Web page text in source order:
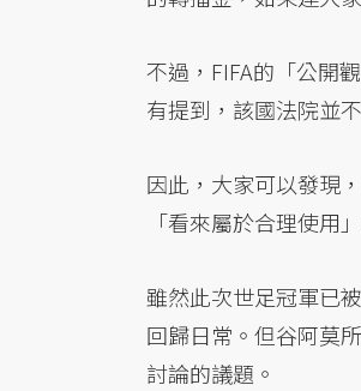
不過，FIFA的「公開
有提到，該國法院並
因此，大家可以發現
「看來屬於合理使用
雖然此次世足冠軍已
回歸日常。但谷阿莫
討論的議題。